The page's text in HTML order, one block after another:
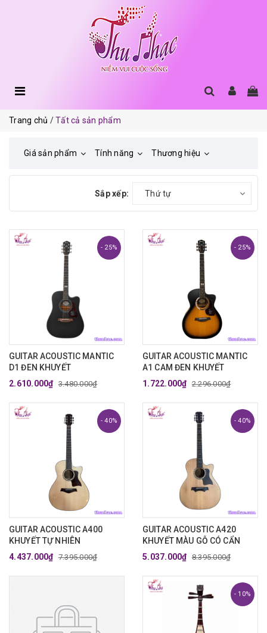
Trang chủ Tất cả sản phẩm
Giá sản phẩm Tính năng Thương hiệu
Sắp xếp: Thứ tự
- 25%
GUITAR ACOUSTIC MANTIC
D1 ĐEN KHUYẾT
2.610.000₫ 3.480.000₫
- 25%
GUITAR ACOUSTIC MANTIC
A1 CAM ĐEN KHUYẾT
1.722.000₫ 2.296.000₫
- 40%
GUITAR ACOUSTIC A400
KHUYẾT TỰ NHIÊN
4.437.000₫ 7.395.000₫
- 40%
GUITAR ACOUSTIC A420
KHUYẾT MÀU GỖ CÓ CẨN
5.037.000₫ 8.395.000₫
- 10%